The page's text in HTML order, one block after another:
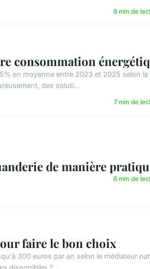
8 min de
consommation
en moyenne entre 2023 et 2025 selon la
des soluti...
7 min de
de manière
6 min de
faire le bon choix
300 euros par an selon le médiateur
disponibles ?...